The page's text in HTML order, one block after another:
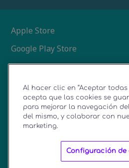
Apple Store
Google Play Store
Dónde comprar
Apoyo
Privacy Statement
Al hacer clic en “Aceptar todas
acepta que las cookies se
para mejorar la navegación
del mismo, y colaborar con
marketing.
Configuración de